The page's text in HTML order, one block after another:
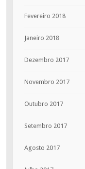
Fevereiro 2018
Janeiro 2018
Dezembro 2017
Novembro 2017
Outubro 2017
Setembro 2017
Agosto 2017